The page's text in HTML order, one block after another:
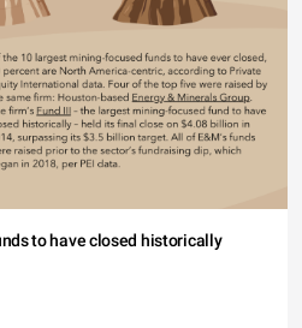
to have closed historically